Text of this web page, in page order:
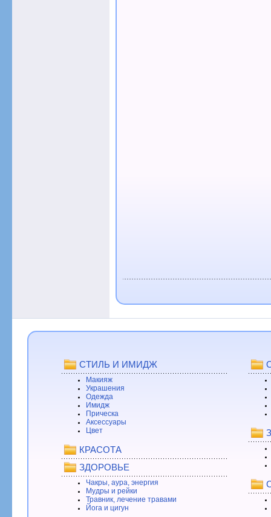
СТИЛЬ И ИМИДЖ
Макияж
Украшения
Одежда
Имидж
Прическа
Аксессуары
Цвет
КРАСОТА
ЗДОРОВЬЕ
Чакры, аура, энергия
Мудры и рейки
Травник, лечение травами
Йога и цигун